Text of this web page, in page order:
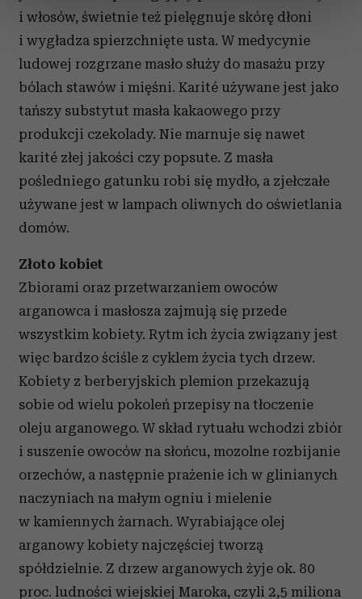
sekcji szczegółów. W Deklaracji plików cookie możesz
Wykorzystujemy pliki cookie do spersonalizowania treści
i reklam, aby oferować funkcje społecznościowe i
analizować ruch w naszej witrynie. Informacje o tym, jak
korzystasz z naszej witryny, udostępniamy partnerom
społecznościowym, reklamowym i analitycznym.
Partnerzy mogą połączyć te informacje z innymi danymi
otrzymanymi od Ciebie lub uzyskanymi podczas
korzystania z ich usług.
i włosów, świetnie też pielęgnuje skórę dłoni
i wygładza spierzchnięte usta. W medycynie
ludowej rozgrzane masło służy do masażu przy
bólach stawów i mięśni. Karité używane jest jako
tańszy substytut masła kakaowego przy
produkcji czekolady. Nie marnuje się nawet
karité złej jakości czy popsute. Z masła
pośledniego gatunku robi się mydło, a zjełczałe
używane jest w lampach oliwnych do oświetlania
domów.
Złoto kobiet
Zbiorami oraz przetwarzaniem owoców
arganowca i masłosza zajmują się przede
wszystkim kobiety. Rytm ich życia związany jest
więc bardzo ściśle z cyklem życia tych drzew.
Kobiety z berberyjskich plemion przekazują
sobie od wielu pokoleń przepisy na tłoczenie
oleju arganowego. W skład rytuału wchodzi zbiór
i suszenie owoców na słońcu, mozolne rozbijanie
orzechów, a następnie prażenie ich w glinianych
naczyniach na małym ogniu i mielenie
w kamiennych żarnach. Wyrabiające olej
arganowy kobiety najczęściej tworzą
spółdzielnie. Z drzew arganowych żyje ok. 80
proc. ludności wiejskiej Maroka, czyli 2,5 miliona